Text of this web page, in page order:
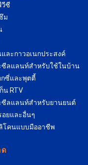
วีซี
ม
ละกาวอเนกประสงค์
ซีลแลนท์สำหรับใช้ในบ้าน
กซี่และพุตตี้
น RTV
ซีลแลนท์สำหรับยานยนต์
อยและอื่นๆ
โคนแบบมืออาชีพ